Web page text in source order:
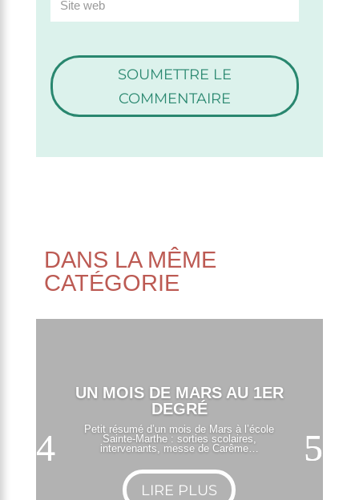
SOUMETTRE LE
COMMENTAIRE
DANS LA MÊME
CATÉGORIE
UN MOIS DE MARS AU 1ER
DEGRÉ
Petit résumé d’un mois de Mars à l’école
Sainte-Marthe : sorties scolaires,
intervenants, messe de Carême…
LIRE PLUS